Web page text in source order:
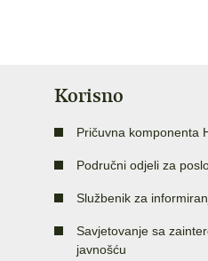
Korisno
Pričuvna komponenta
Područni odjeli za
Službenik za
Savjetovanje sa
javnošću